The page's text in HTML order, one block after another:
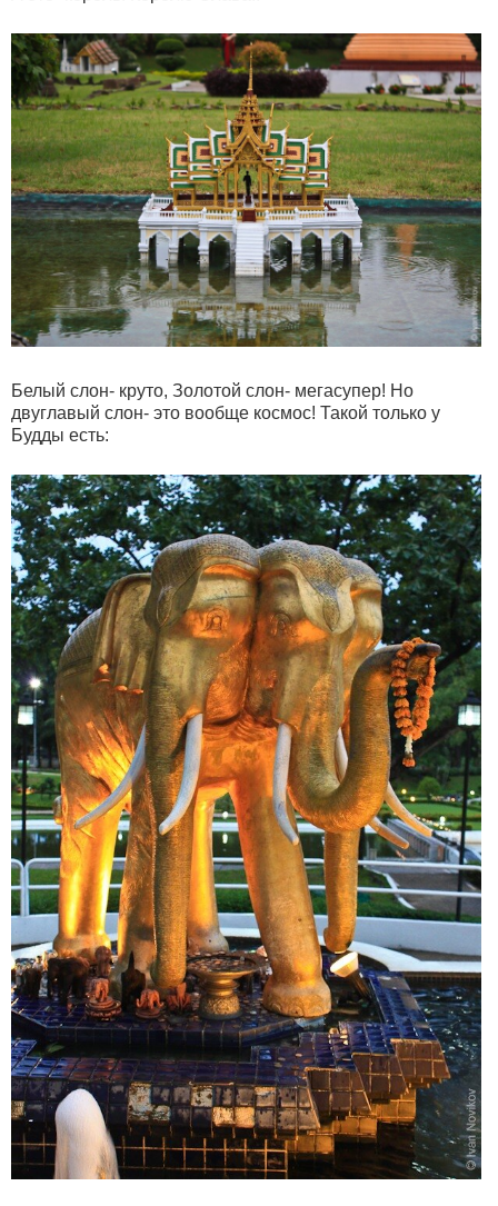
Белый слон- круто, Золотой слон- мегасупер! Но
двуглавый слон- это вообще космос! Такой только у
Будды есть: